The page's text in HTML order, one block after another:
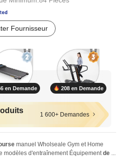
Fournisseur
en Demande 208 en Demande
1 600+ Demandes
manuel Wholseale Gym et Home
modèles d'entraînement Équipementde ...